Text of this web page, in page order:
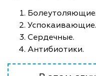
Болеутоляющие.
Успокаивающие.
Сердечные.
Антибиотики.